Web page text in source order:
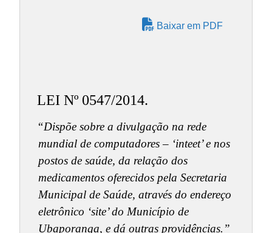
Baixar em PDF
LEI Nº 0547/2014.
“Dispõe sobre a divulgação na rede
mundial de computadores – ‘inteet’ e nos
postos de saúde, da relação dos
medicamentos oferecidos pela Secretaria
Municipal de Saúde, através do endereço
eletrônico ‘site’ do Município de
Ubaporanga, e dá outras providências.”